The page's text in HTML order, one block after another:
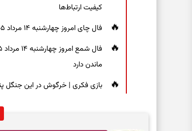
کیفیت ارتباط‌ها
فال چای امروز چهارشنبه ۱۴ مرداد ۱۴۰۵ | نشانه‌هایی برای دیدن جزئیات و انتخاب راه‌های کم‌دردسر
ماندن دارد
بازی فکری | خرگوش در این جنگل پنهان شده؛ فقط ۷ ثانیه